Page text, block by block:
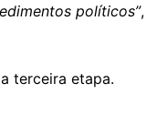
políticos”,
terceira etapa.